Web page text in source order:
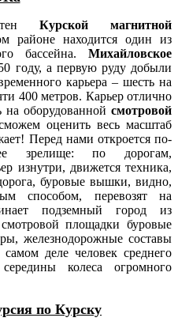
Курской магнитной
районе находится один из
бассейна.
Михайловское
году, а первую руду добыли
карьера – шесть на
400 метров. Карьер отлично
оборудованной смотровой
оценить весь масштаб
Перед нами откроется по-
зрелище: по дорогам,
изнутри, движется техника,
буровые вышки, видно,
способом, перевозят на
подземный город из
площадки буровые
железнодорожные составы
деле человек среднего
колеса огромного
по Курску